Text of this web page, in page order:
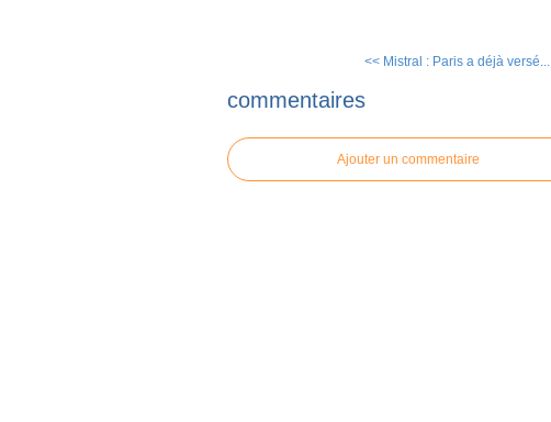
<< Mistral : Paris a déjà versé...
commentaires
Ajouter un commentaire